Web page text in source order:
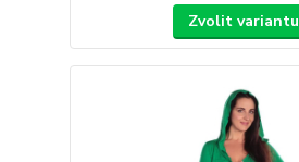
Zvolit variantu